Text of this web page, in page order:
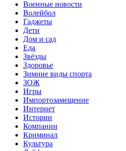
Военные новости
Волейбол
Гаджеты
Дети
Дом и сад
Еда
Звёзды
Здоровье
Зимние виды спорта
ЗОЖ
Игры
Импортозамещение
Интернет
Истории
Компании
Криминал
Культура